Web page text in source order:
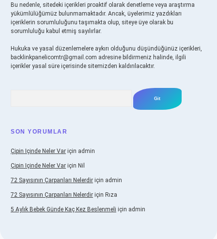
Bu nedenle, sitedeki içerikleri proaktif olarak denetleme veya araştırma
yükümlülüğümüz bulunmamaktadır. Ancak, üyelerimiz yazdıkları
içeriklerin sorumluluğunu taşımakta olup, siteye üye olarak bu
sorumluluğu kabul etmiş sayılırlar.
Hukuka ve yasal düzenlemelere aykırı olduğunu düşündüğünüz içerikleri,
backlinkpanelicomtr@gmail.com adresine bildirmeniz halinde, ilgili
içerikler yasal süre içerisinde sitemizden kaldırılacaktır.
SON YORUMLAR
Çipin Içinde Neler Var için admin
Çipin Içinde Neler Var için Nil
72 Sayısının Çarpanları Nelerdir için admin
72 Sayısının Çarpanları Nelerdir için Rıza
5 Aylık Bebek Günde Kaç Kez Beslenmeli için admin